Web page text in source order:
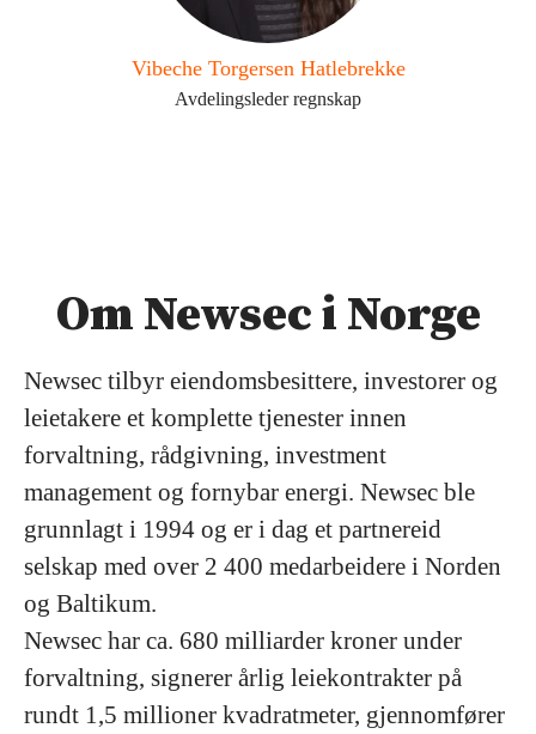
Vibeche Torgersen Hatlebrekke
Avdelingsleder regnskap
Om Newsec i Norge
Newsec tilbyr eiendomsbesittere, investorer og
leietakere et komplette tjenester innen
forvaltning, rådgivning, investment
management og fornybar energi. Newsec ble
grunnlagt i 1994 og er i dag et partnereid
selskap med over 2 400 medarbeidere i Norden
og Baltikum.
Newsec har ca. 680 milliarder kroner under
forvaltning, signerer årlig leiekontrakter på
rundt 1,5 millioner kvadratmeter, gjennomfører